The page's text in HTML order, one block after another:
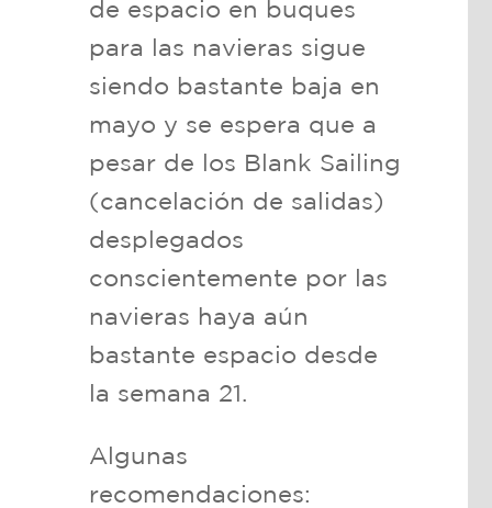
de espacio en buques
para las navieras sigue
siendo bastante baja en
mayo y se espera que a
pesar de los Blank Sailing
(cancelación de salidas)
desplegados
conscientemente por las
navieras haya aún
bastante espacio desde
la semana 21.
Algunas
recomendaciones: